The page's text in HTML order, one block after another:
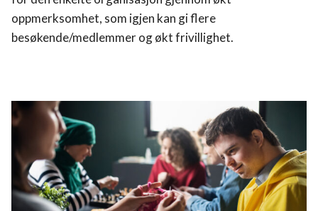
Fritidstilbud
Utleie
Støtte og Sponsorer
FOR ALLE
oppmerksomhet, som igjen kan gi flere
besøkende/medlemmer og økt frivillighet.